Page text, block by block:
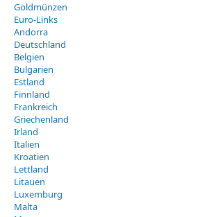
Goldmünzen
Euro-Links
Andorra
Deutschland
Belgien
Bulgarien
Estland
Finnland
Frankreich
Griechenland
Irland
Italien
Kroatien
Lettland
Litauen
Luxemburg
Malta